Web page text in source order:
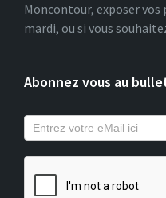
Moncontour, exposer vos
mardi, ou si vous
Abonnez vous au